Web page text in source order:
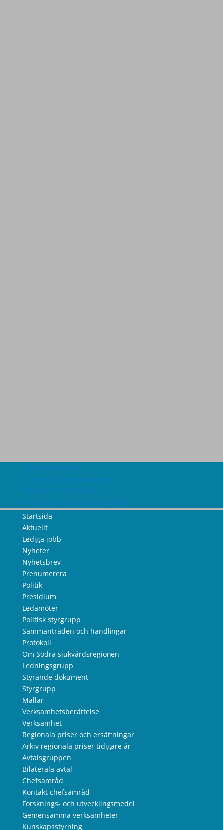
Om webbplatsen
Tillgänglighetsredogörelse
Information om cookies
Information om personuppgifter
Startsida
Aktuellt
Lediga jobb
Nyheter
Nyhetsbrev
Prenumerera
Politik
Presidium
Ledamöter
Politisk styrgrupp
Sammanträden och handlingar
Protokoll
Om Södra sjukvårdsregionen
Ledningsgrupp
Styrande dokument
Styrgrupp
Mallar
Verksamhetsberättelse
Verksamhet
Regionala priser och ersättningar
Arkiv regionala priser tidigare år
Avtalsgruppen
Bilaterala avtal
Chefsamråd
Kontakt chefsamråd
Forsknings- och utvecklingsmedel
Gemensamma verksamheter
Kunskapsstyrning